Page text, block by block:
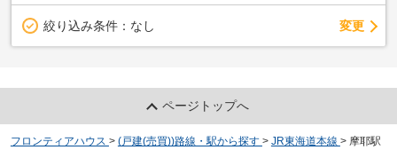
絞り込み条件： なし 変更
ページトップへ
フロンティアハウス > (戸建(売買))路線・駅から探す > JR東海道本線 > 摩耶駅